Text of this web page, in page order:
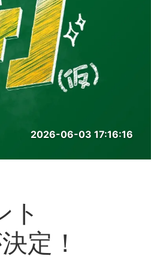
2026-06-03 17:16:16
ト
定！